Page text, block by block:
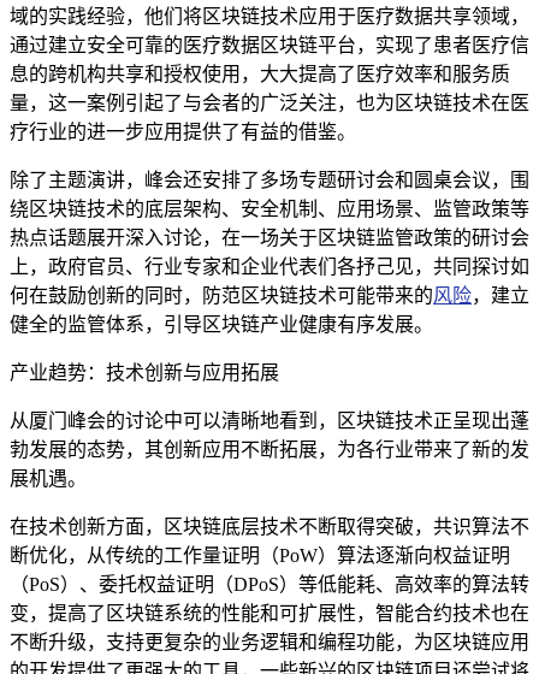
域的实践经验，他们将区块链技术应用于医疗数据共享领域，
通过建立安全可靠的医疗数据区块链平台，实现了患者医疗信
息的跨机构共享和授权使用，大大提高了医疗效率和服务质
量，这一案例引起了与会者的广泛关注，也为区块链技术在医
疗行业的进一步应用提供了有益的借鉴。
除了主题演讲，峰会还安排了多场专题研讨会和圆桌会议，围
绕区块链技术的底层架构、安全机制、应用场景、监管政策等
热点话题展开深入讨论，在一场关于区块链监管政策的研讨会
上，政府官员、行业专家和企业代表们各抒己见，共同探讨如
何在鼓励创新的同时，防范区块链技术可能带来的风险，建立
健全的监管体系，引导区块链产业健康有序发展。
产业趋势：技术创新与应用拓展
从厦门峰会的讨论中可以清晰地看到，区块链技术正呈现出蓬
勃发展的态势，其创新应用不断拓展，为各行业带来了新的发
展机遇。
在技术创新方面，区块链底层技术不断取得突破，共识算法不
断优化，从传统的工作量证明（PoW）算法逐渐向权益证明
（PoS）、委托权益证明（DPoS）等低能耗、高效率的算法转
变，提高了区块链系统的性能和可扩展性，智能合约技术也在
不断升级，支持更复杂的业务逻辑和编程功能，为区块链应用